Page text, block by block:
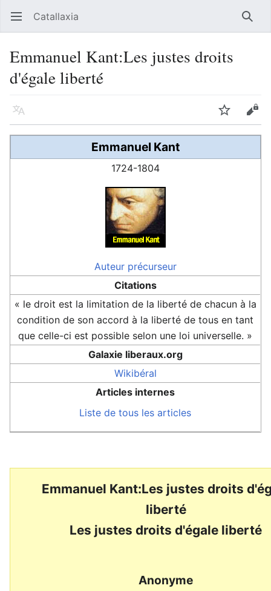
Ouvrir le menu principal Catallaxia
Emmanuel Kant:Les justes droits
d'égale liberté
Langue Suivre
Emmanuel Kant
1724-1804
Auteur précurseur
Citations
« le droit est la limitation de la liberté de chacun à la
condition de son accord à la liberté de tous en tant
que celle-ci est possible selon une loi universelle. »
Galaxie liberaux.org
Wikibéral
Articles internes
Liste de tous les articles
Emmanuel Kant:Les justes droits
liberté
Les justes droits d'égale liberté
Anonyme